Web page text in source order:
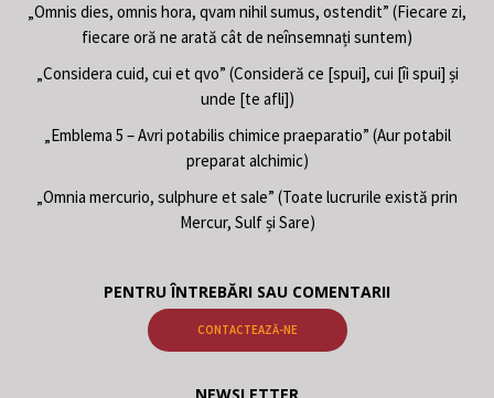
„Omnis dies, omnis hora, qvam nihil sumus, ostendit” (Fiecare zi,
fiecare oră ne arată cât de neînsemnați suntem)
„Considera cuid, cui et qvo” (Consideră ce [spui], cui [îi spui] și
unde [te afli])
„Emblema 5 – Avri potabilis chimice praeparatio” (Aur potabil
preparat alchimic)
„Omnia mercurio, sulphure et sale” (Toate lucrurile există prin
Mercur, Sulf și Sare)
PENTRU ÎNTREBĂRI SAU COMENTARII
CONTACTEAZĂ-NE